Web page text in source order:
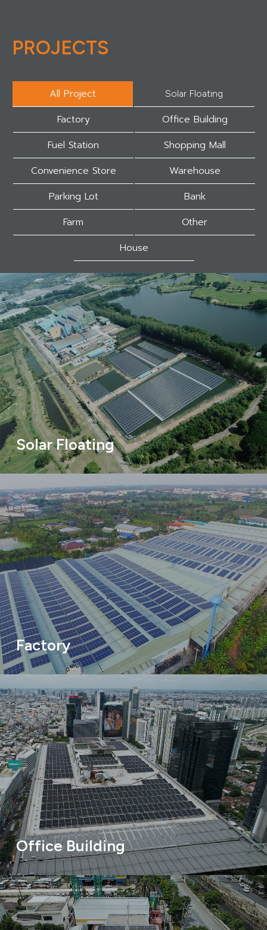
PROJECTS
All Project Solar Floating
Factory
Office Building
Fuel Station
Shopping Mall
Convenience Store
Warehouse
Parking Lot
Bank
Farm
Other
House
Solar Floating
Factory
Office Building